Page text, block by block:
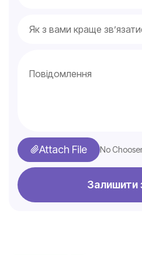
Attach File No
Залишити